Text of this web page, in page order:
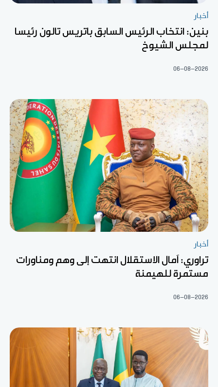
أخبار
بنين: انتخاب الرئيس السابق باتريس تالون رئيسا
لمجلس الشيوخ
06-08-2026
أخبار
تراوري: آمال الاستقلال انتهت إلى وهم ومناورات
مستمرة للهيمنة
06-08-2026